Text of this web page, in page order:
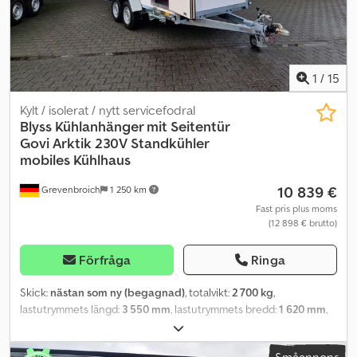
1 / 15
Grevenbroich 1 250 km
Kylt / isolerat / nytt servicefodral
Blyss Kühlanhänger mit Seitentür
Govi Arktik 230V Standkühler
mobiles Kühlhaus
10 839 €
Fast pris plus moms
(12 898 € brutto)
Förfråga Ringa
Skick: nästan som ny (begagnad), totalvikt:2 700 kg,
lastutrymmets längd: 3 550 mm, lastutrymmets bredd:1 620 mm,
, Tillverkningsår:
ANHÄNGERWIRTZ, din online-marknadsplats för att köpa nya